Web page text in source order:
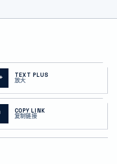
TEXT PLUS
放大
COPY LINK
复制链接